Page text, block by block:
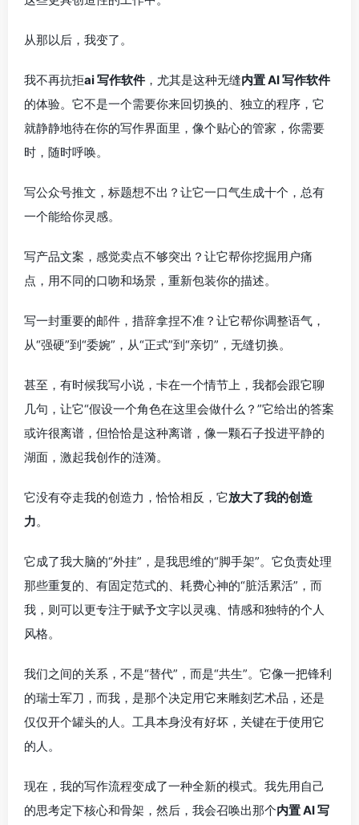
从那以后，我变了。
我不再抗拒ai 写作软件，尤其是这种无缝内置 AI 写作软件
的体验。它不是一个需要你来回切换的、独立的程序，它
就静静地待在你的写作界面里，像个贴心的管家，你需要
时，随时呼唤。
写公众号推文，标题想不出？让它一口气生成十个，总有
一个能给你灵感。
写产品文案，感觉卖点不够突出？让它帮你挖掘用户痛
点，用不同的口吻和场景，重新包装你的描述。
写一封重要的邮件，措辞拿捏不准？让它帮你调整语气，
从“强硬”到“委婉”，从“正式”到“亲切”，无缝切换。
甚至，有时候我写小说，卡在一个情节上，我都会跟它聊
几句，让它“假设一个角色在这里会做什么？”它给出的答案
或许很离谱，但恰恰是这种离谱，像一颗石子投进平静的
湖面，激起我创作的涟漪。
它没有夺走我的创造力，恰恰相反，它放大了我的创造
力。
它成了我大脑的“外挂”，是我思维的“脚手架”。它负责处理
那些重复的、有固定范式的、耗费心神的“脏活累活”，而
我，则可以更专注于赋予文字以灵魂、情感和独特的个人
风格。
我们之间的关系，不是“替代”，而是“共生”。它像一把锋利
的瑞士军刀，而我，是那个决定用它来雕刻艺术品，还是
仅仅开个罐头的人。工具本身没有好坏，关键在于使用它
的人。
现在，我的写作流程变成了一种全新的模式。我先用自己
的思考定下核心和骨架，然后，我会召唤出那个内置 AI 写